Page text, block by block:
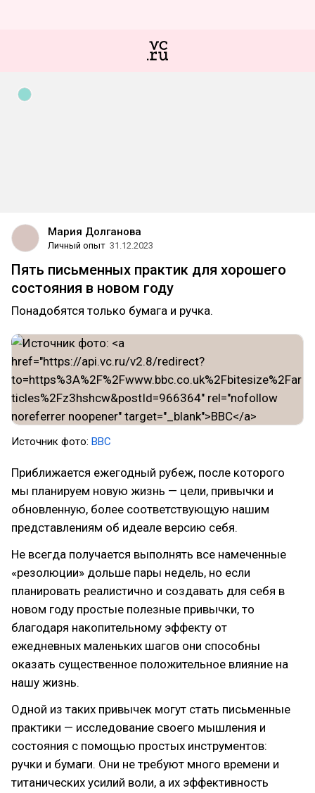
Мария Долганова
Личный опыт 31.12.2023
Пять письменных практик для хорошего
состояния в новом году
Понадобятся только бумага и ручка.
Источник фото: BBC
Приближается ежегодный рубеж, после которого
мы планируем новую жизнь — цели, привычки и
обновленную, более соответствующую нашим
представлениям об идеале версию себя.
Не всегда получается выполнять все намеченные
«резолюции» дольше пары недель, но если
планировать реалистично и создавать для себя в
новом году простые полезные привычки, то
благодаря накопительному эффекту от
ежедневных маленьких шагов они способны
оказать существенное положительное влияние на
нашу жизнь.
Одной из таких привычек могут стать письменные
практики — исследование своего мышления и
состояния с помощью простых инструментов:
ручки и бумаги. Они не требуют много времени и
титанических усилий воли, а их эффективность